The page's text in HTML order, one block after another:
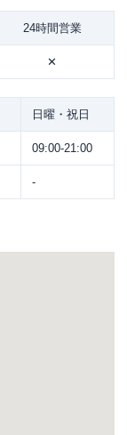
24時間営業
✕
日曜・祝日
09:00-21:00
-